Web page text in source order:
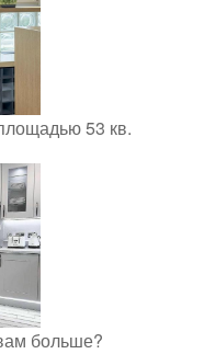
53 кв.
больше?